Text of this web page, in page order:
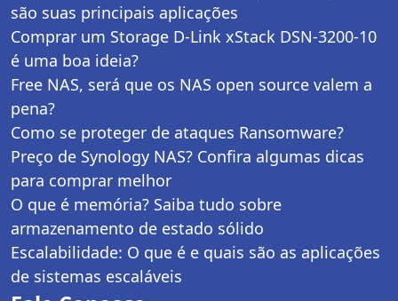
são suas principais aplicações
Comprar um Storage D-Link xStack DSN-3200-10
é uma boa ideia?
Free NAS, será que os NAS open source valem a
pena?
Como se proteger de ataques Ransomware?
Preço de Synology NAS? Confira algumas dicas
para comprar melhor
O que é memória? Saiba tudo sobre
armazenamento de estado sólido
Escalabilidade: O que é e quais são as aplicações
de sistemas escaláveis